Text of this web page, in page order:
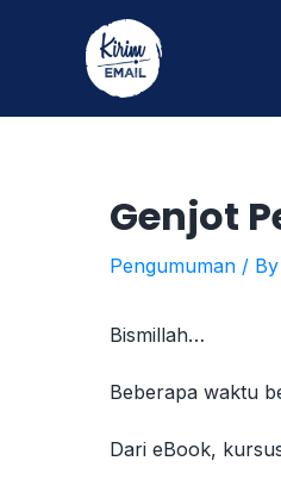
Genjot
Pengumuman / By
Bismillah…
Beberapa waktu
Dari eBook,